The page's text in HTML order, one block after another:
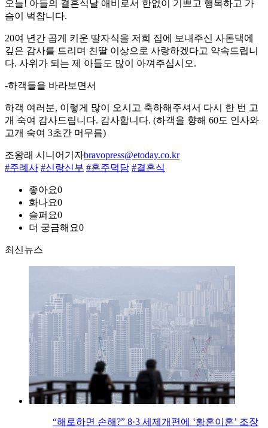
오늘! 아들의 결혼식날 애비로서 한없이 기쁘고 행복하고 가
슴이 벅찹니다.
20여 년간 곱게 키운 딸자식을 저희 집에 보내주신 사돈댁에
깊은 감사를 드리며 친딸 이상으로 사랑하겠다고 약속드립니
다. 사위가 되는 제 아들도 많이 아껴주십시오.
-하객들을 바라보면서
하객 여러분, 이렇게 많이 오시고 축하해주셔서 다시 한 번 고
개 숙여 감사드립니다. 감사합니다. (하객을 향해 60도 인사와
고개 숙여 3초간 머무름)
조왕래 시니어기자bravopress@etoday.co.kr
#주례사 #신랑신부 #혼주덕담 #결혼식
좋아요0
화나요0
슬퍼요0
더 궁금해요0
최신뉴스
“해로하면 손해?” 8·3 세제개편에 ‘황혼이혼’ 조장